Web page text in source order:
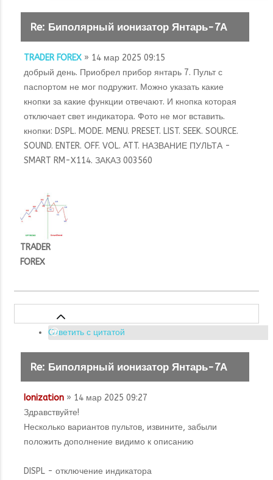
Re: Биполярный ионизатор Янтарь-7А
TRADER FOREX » 14 мар 2025 09:15
добрый день. Приобрел прибор янтарь 7. Пульт с
паспортом не мог подружит. Можно указать какие
кнопки за какие функции отвечают. И кнопка которая
отключает свет индикатора. Фото не мог вставить.
кнопки: DSPL. MODE. MENU. PRESET. LIST. SEEK. SOURCE.
SOUND. ENTER. OFF. VOL. ATT. НАЗВАНИЕ ПУЛЬТА -
SMART RM-X114. ЗАКАЗ 003560
TRADER
FOREX
Ответить с цитатой
Re: Биполярный ионизатор Янтарь-7А
Ionization » 14 мар 2025 09:27
Здравствуйте!
Несколько вариантов пультов, извините, забыли
положить дополнение видимо к описанию
DISPL - отключение индикатора